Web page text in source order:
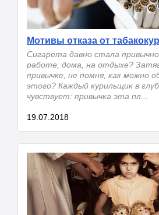
Мотивы отказа от
Сигарета давно стала
работе, дома, на отдыхе?
привычке, не помня, как можно
этого? Каждый курильщик в
чувствует: привычка эта пл...
19.07.2018